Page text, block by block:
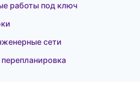
работы под ключ
сети